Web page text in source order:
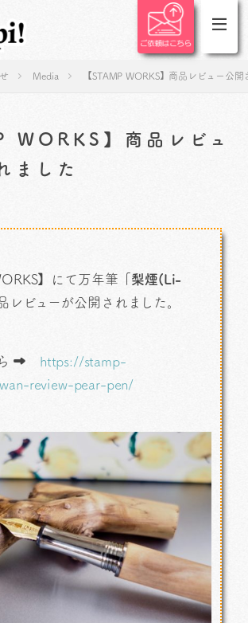
Media 【STAMP WORKS】商品レビュー公開
WORKS】商品レビュ
ました
】にて万年筆 「梨煙(Li-
レビューが公開されました。
ら ➡
https://stamp-
review-pear-pen/